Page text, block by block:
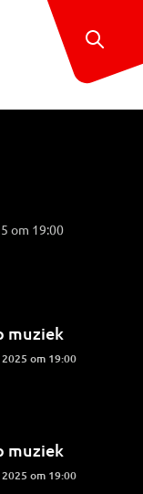
om 19:00
muziek
2025 om 19:00
muziek
2025 om 19:00